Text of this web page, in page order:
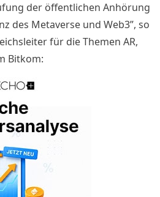
der öffentlichen Anhörung
des Metaverse und Web3”, so
für die Themen AR,
Bitkom: